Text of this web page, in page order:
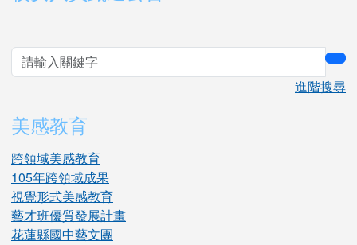
進階搜尋
美感教育
跨領域美感教育
105年跨領域成果
視覺形式美感教育
藝才班優質發展計畫
花蓮縣國中藝文團